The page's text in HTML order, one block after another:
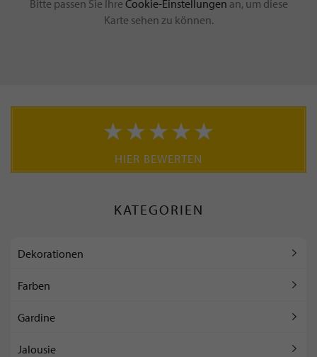
Bitte passen Sie Ihre Cookie-Einstellungen an, um diese
Karte sehen zu können.
HIER BEWERTEN
KATEGORIEN
Dekorationen
Farben
Gardine
Jalousie